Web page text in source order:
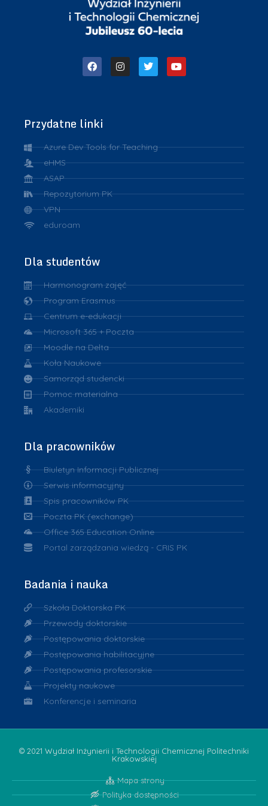
Przydatne linki
Azure Dev Tools for Teaching
eHMS
ASAP
Repozytorium PK
VPN
eduroam
Dla studentów
Harmonogram zajęć
Program Erasmus
Centrum e-edukacji
Microsoft 365 + Poczta
Moodle na Delta
Koła Naukowe
Samorząd studencki
Pomoc materialna
Akademiki
Dla pracowników
Biuletyn Informacji Publicznej
Serwis informacyjny
Spis pracowników PK
Poczta PK (exchange)
Office 365 Education Online
Portal zarządzania wiedzą - CRIS PK
Badania i nauka
Szkoła Doktorska PK
Przewody doktorskie
Postępowania doktorskie
Postępowania habilitacyjne
Postępowania profesorskie
Projekty naukowe
Konferencje i seminaria
© 2021 Wydział Inżynierii i Technologii Chemicznej Politechniki
Krakowskiej
Mapa strony
Polityka dostępności